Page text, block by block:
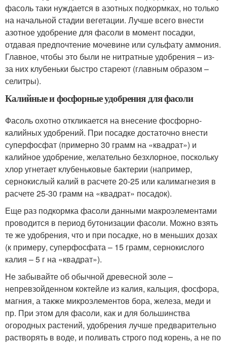
фасоль таки нуждается в азотных подкормках, но только
на начальной стадии вегетации. Лучше всего внести
азотное удобрение для фасоли в момент посадки,
отдавая предпочтение мочевине или сульфату аммония.
Главное, чтобы это были не нитратные удобрения – из-
за них клубеньки быстро стареют (главным образом –
селитры).
Калийные и фосфорные удобрения для фасоли
Фасоль охотно откликается на внесение фосфорно-
калийных удобрений. При посадке достаточно внести
суперфосфат (примерно 30 грамм на «квадрат») и
калийное удобрение, желательно безхлорное, поскольку
хлор угнетает клубеньковые бактерии (например,
сернокислый калий в расчете 20-25 или калимагнезия в
расчете 25-30 грамм на «квадрат» посадок).
Еще раз подкормка фасоли данными макроэлементами
проводится в период бутонизации фасоли. Можно взять
те же удобрения, что и при посадке, но в меньших дозах
(к примеру, суперфосфата – 15 грамм, сернокислого
калия – 5 г на «квадрат»).
Не забывайте об обычной древесной золе –
непревзойденном коктейле из калия, кальция, фосфора,
магния, а также микроэлементов бора, железа, меди и
пр. При этом для фасоли, как и для большинства
огородных растений, удобрения лучше предварительно
растворять в воде, и поливать строго под корень, а не по